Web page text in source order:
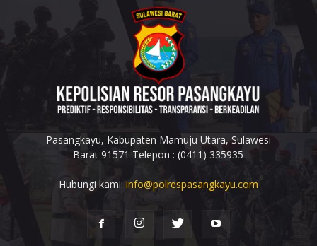
Pasangkayu, Kabupaten Mamuju Utara, Sulawesi
Barat 91571 Telepon : (0411) 335935
Hubungi kami: info@polrespasangkayu.com